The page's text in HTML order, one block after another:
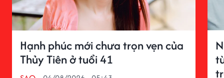
Hạnh phúc mới chưa trọn vẹn của
Thủy Tiên ở tuổi 41